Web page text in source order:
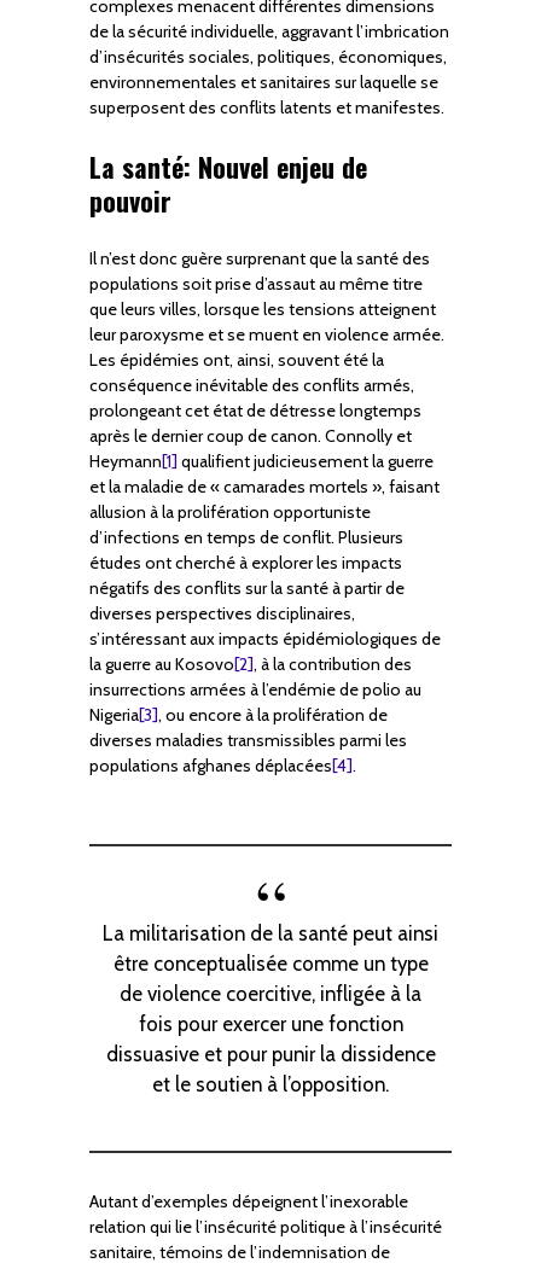
complexes menacent différentes dimensions
de la sécurité individuelle, aggravant l’imbrication
d’insécurités sociales, politiques, économiques,
environnementales et sanitaires sur laquelle se
superposent des conflits latents et manifestes.
La santé: Nouvel enjeu de
pouvoir
Il n’est donc guère surprenant que la santé des
populations soit prise d’assaut au même titre
que leurs villes, lorsque les tensions atteignent
leur paroxysme et se muent en violence armée.
Les épidémies ont, ainsi, souvent été la
conséquence inévitable des conflits armés,
prolongeant cet état de détresse longtemps
après le dernier coup de canon. Connolly et
Heymann[1] qualifient judicieusement la guerre
et la maladie de « camarades mortels », faisant
allusion à la prolifération opportuniste
d’infections en temps de conflit. Plusieurs
études ont cherché à explorer les impacts
négatifs des conflits sur la santé à partir de
diverses perspectives disciplinaires,
s’intéressant aux impacts épidémiologiques de
la guerre au Kosovo[2], à la contribution des
insurrections armées à l’endémie de polio au
Nigeria[3], ou encore à la prolifération de
diverses maladies transmissibles parmi les
populations afghanes déplacées[4].
La militarisation de la santé peut ainsi
être conceptualisée comme un type
de violence coercitive, infligée à la
fois pour exercer une fonction
dissuasive et pour punir la dissidence
et le soutien à l’opposition.
Autant d’exemples dépeignent l’inexorable
relation qui lie l’insécurité politique à l’insécurité
sanitaire, témoins de l’indemnisation de